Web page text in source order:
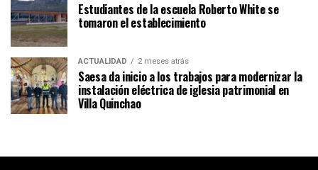
Estudiantes de la escuela Roberto White se
tomaron el establecimiento
ACTUALIDAD 2 meses atrás
Saesa da inicio a los trabajos para modernizar la
instalación eléctrica de iglesia patrimonial en
Villa Quinchao